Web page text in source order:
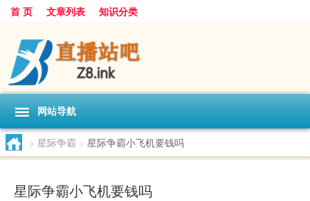
首 页 文章列表 知识分类
网站导航
> 星际争霸 > 星际争霸小飞机要钱吗
星际争霸小飞机要钱吗